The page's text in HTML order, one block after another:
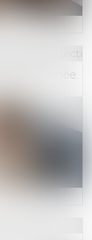
plafonnée
de la